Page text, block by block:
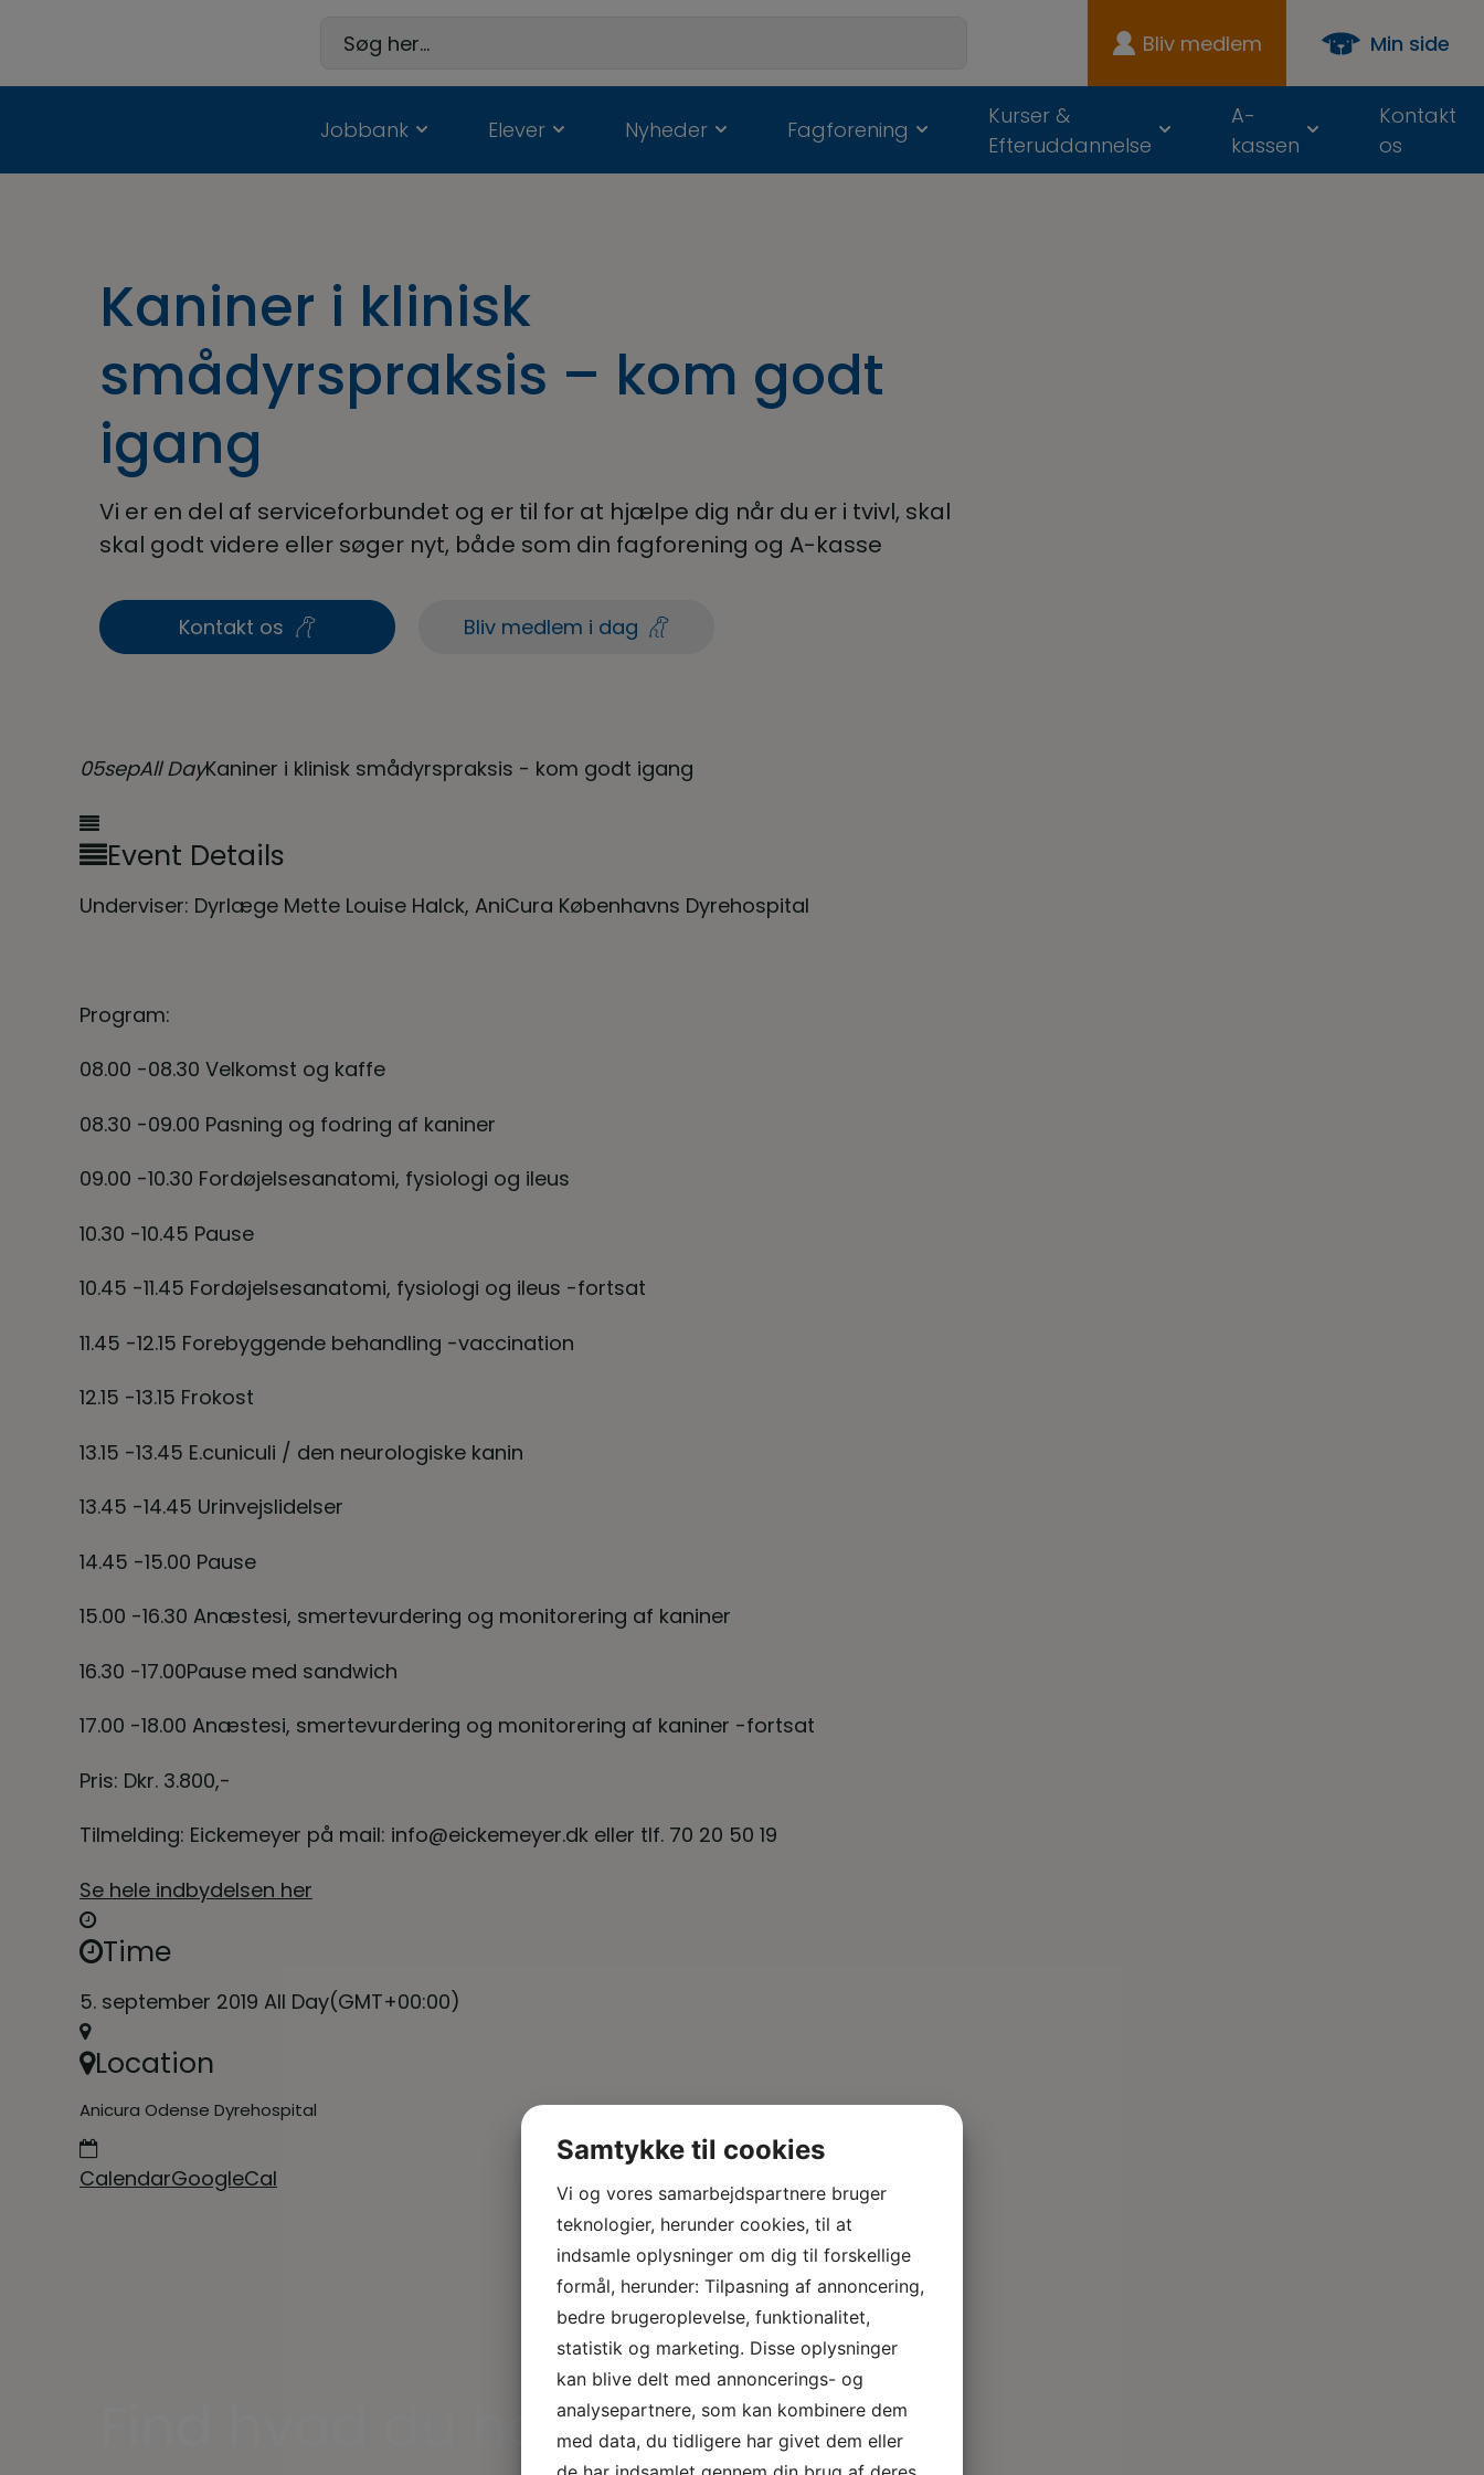
Søg her... Bliv medlem Min side
Jobbank Elever Nyheder Fagforening
Kurser &
Efteruddannelse
A-
kassen
Kontakt
os
Kaniner i klinisk
smådyrspraksis – kom godt
igang
Vi er en del af serviceforbundet og er til for at hjælpe dig når du er i tvivl, skal
skal godt videre eller søger nyt, både som din fagforening og A-kasse
Kontakt os Bliv medlem i dag
05sepAll DayKaniner i klinisk smådyrspraksis - kom godt igang
Event Details
Underviser: Dyrlæge Mette Louise Halck, AniCura Københavns Dyrehospital
Program:
08.00 -08.30 Velkomst og kaffe
08.30 -09.00 Pasning og fodring af kaniner
09.00 -10.30 Fordøjelsesanatomi, fysiologi og ileus
10.30 -10.45 Pause
10.45 -11.45 Fordøjelsesanatomi, fysiologi og ileus -fortsat
11.45 -12.15 Forebyggende behandling -vaccination
12.15 -13.15 Frokost
13.15 -13.45 E.cuniculi / den neurologiske kanin
13.45 -14.45 Urinvejslidelser
14.45 -15.00 Pause
15.00 -16.30 Anæstesi, smertevurdering og monitorering af kaniner
16.30 -17.00Pause med sandwich
17.00 -18.00 Anæstesi, smertevurdering og monitorering af kaniner -fortsat
Pris: Dkr. 3.800,-
Tilmelding: Eickemeyer på mail: info@eickemeyer.dk eller tlf. 70 20 50 19
Se hele indbydelsen her
Time
5. september 2019 All Day(GMT+00:00)
Location
Anicura Odense Dyrehospital
CalendarGoogleCal
Find hvad du har brug for
Samtykke til cookies
Vi og vores samarbejdspartnere bruger
teknologier, herunder cookies, til at
indsamle oplysninger om dig til forskellige
formål, herunder: Tilpasning af annoncering,
bedre brugeroplevelse, funktionalitet,
statistik og marketing. Disse oplysninger
kan blive delt med annoncerings- og
analysepartnere, som kan kombinere dem
med data, du tidligere har givet dem eller